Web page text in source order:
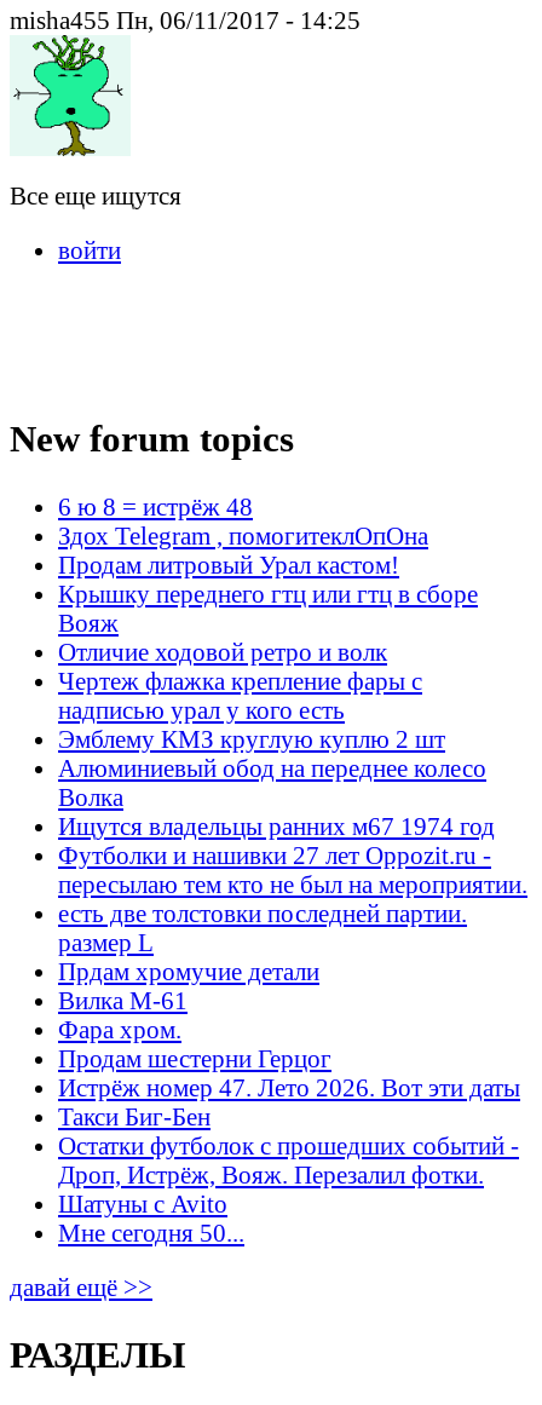
misha455 Пн, 06/11/2017 - 14:25
Все еще ищутся
войти
New forum topics
6 ю 8 = истрёж 48
Здох Telegram , помогитеклОпОна
Продам литровый Урал кастом!
Крышку переднего гтц или гтц в сборе
Вояж
Отличие ходовой ретро и волк
Чертеж флажка крепление фары с
надписью урал у кого есть
Эмблему КМЗ круглую куплю 2 шт
Алюминиевый обод на переднее колесо
Волка
Ищутся владельцы ранних м67 1974 год
Футболки и нашивки 27 лет Oppozit.ru -
пересылаю тем кто не был на мероприятии.
есть две толстовки последней партии.
размер L
Прдам хромучие детали
Вилка М-61
Фара хром.
Продам шестерни Герцог
Истрёж номер 47. Лето 2026. Вот эти даты
Такси Биг-Бен
Остатки футболок с прошедших событий -
Дроп, Истрёж, Вояж. Перезалил фотки.
Шатуны с Avito
Мне сегодня 50...
давай ещё >>
РАЗДЕЛЫ